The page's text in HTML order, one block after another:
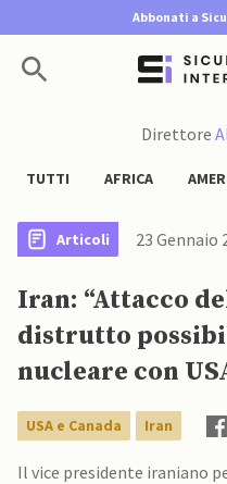
Abbonati a
Direttore
TUTTI AFRICA
Articoli 23 Gennaio
Iran: “Attacco
distrutto
nucleare con
USA e Canada Iran
Il vice presidente iraniano